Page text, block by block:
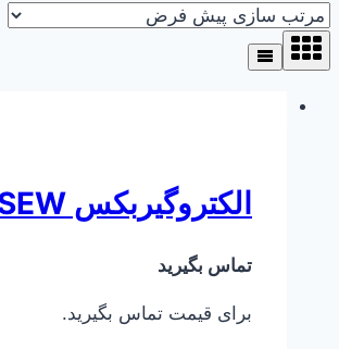
الکتروگیربکس SEW سری K47 ( کرانویل پینیون )
تماس بگیرید
برای قیمت تماس بگیرید.